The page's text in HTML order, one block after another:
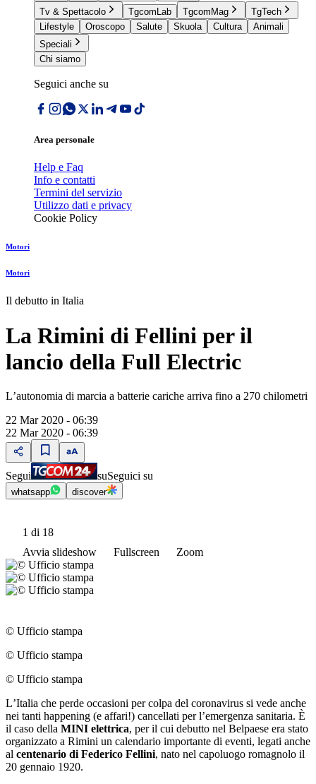
Tv & Spettacolo
TgcomLab TgcomMag
TgTech
Lifestyle
Oroscopo Salute Skuola Cultura
Animali
Speciali
Chi siamo
Seguici anche su
Area personale
Help e Faq
Info e contatti
Termini del servizio
Utilizzo dati e privacy
Cookie Policy
Motori
Motori
Il debutto in Italia
La Rimini di Fellini per il
lancio della Full Electric
Lʼautonomia di marcia a batterie cariche arriva fino a 270 chilometri
22 Mar 2020 - 06:39
22 Mar 2020 - 06:39
Segui suSeguici su
whatsapp discover
1 di 18
Avvia slideshow
Fullscreen Zoom
© Ufficio stampa
© Ufficio stampa
© Ufficio stampa
LʼItalia che perde occasioni per colpa del coronavirus si vede anche
nei tanti happening (e affari!) cancellati per lʼemergenza sanitaria. È
il caso della MINI elettrica, per il cui debutto nel Belpaese era stato
organizzato a Rimini un calendario importante di eventi, legati anche
al centenario di Federico Fellini, nato nel capoluogo romagnolo il
20 gennaio 1920.